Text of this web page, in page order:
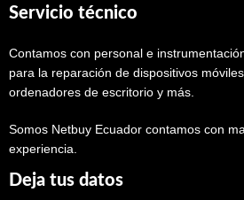
Servicio técnico
Contamos con personal e
para la reparación de dispositivos
ordenadores de escritorio y más.
Somos Netbuy Ecuador contamos con
experiencia.
Deja tus datos